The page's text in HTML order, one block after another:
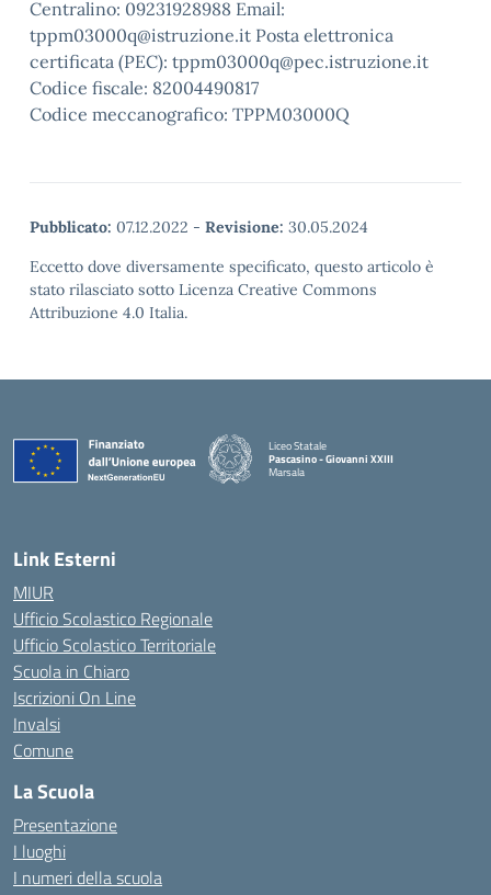
Centralino: 09231928988 Email:
tppm03000q@istruzione.it Posta elettronica
certificata (PEC): tppm03000q@pec.istruzione.it
Codice fiscale: 82004490817
Codice meccanografico: TPPM03000Q
Pubblicato: 07.12.2022 - Revisione: 30.05.2024
Eccetto dove diversamente specificato, questo articolo è
stato rilasciato sotto Licenza Creative Commons
Attribuzione 4.0 Italia.
Liceo Statale
Pascasino - Giovanni XXIII
Marsala
Link Esterni
MIUR
Ufficio Scolastico Regionale
Ufficio Scolastico Territoriale
Scuola in Chiaro
Iscrizioni On Line
Invalsi
Comune
La Scuola
Presentazione
I luoghi
I numeri della scuola